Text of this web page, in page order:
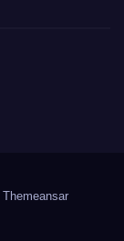
Themeansar